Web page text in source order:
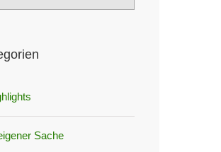
Sache